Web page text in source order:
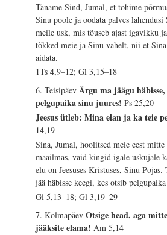
Täname Sind, Jumal, et tohime
Sinu poole ja oodata palves
meile usk, mis tõuseb ajast igavikku
tõkked meie ja Sinu vahelt, nii et Sina
aidata.
1Ts 4,9–12; Gl 3,15–18
6. TeisipäevÄrgu ma jäägu
pelgupaika sinu juures!Ps 25,20
Jeesus ütleb: Mina elan ja ka teie
14,19
Sina, Jumal, hoolitsed meie eest mitte
maailmas, vaid kingid igale uskujale
elu on Jeesuses Kristuses, Sinu
jää häbisse keegi, kes otsib
Gl 5,13–18; Gl 3,19–29
7. KolmapäevOtsige head, aga
jääksite elama!Am 5,14